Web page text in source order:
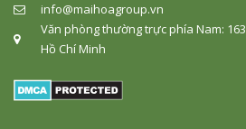
info@maihoagroup.vn
Văn phòng thường trực phía Nam: 163
Hồ Chí Minh